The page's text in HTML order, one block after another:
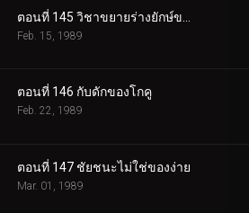
Feb. 15, 1989
ตอนที่ 146 กับดักของโกคู
Feb. 22, 1989
ตอนที่ 147 ชัยชนะไม่ใช่ของง่าย
Mar. 01, 1989